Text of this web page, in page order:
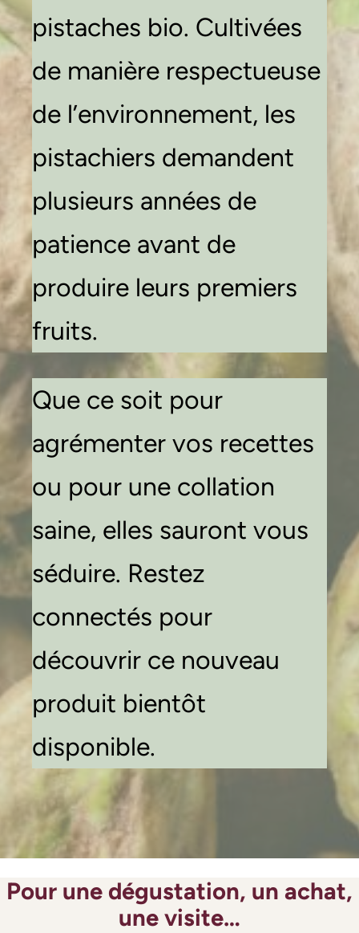
pistaches bio. Cultivées
de manière respectueuse
de l’environnement, les
pistachiers demandent
plusieurs années de
patience avant de
produire leurs premiers
fruits.
Que ce soit pour
agrémenter vos recettes
ou pour une collation
saine, elles sauront vous
séduire. Restez
connectés pour
découvrir ce nouveau
produit bientôt
disponible.
Pour une dégustation, un achat,
une visite…